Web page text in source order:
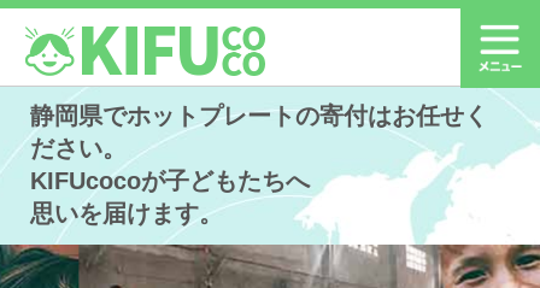
静岡県でホットプレートの寄付はお任せく
ださい。
KIFUcocoが子どもたちへ
思いを届けます。